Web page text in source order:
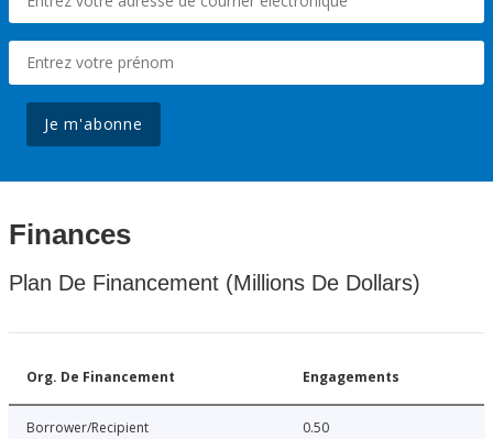
Je m'abonne
Finances
Plan De Financement (Millions De Dollars)
Org. De Financement Engagements
Borrower/Recipient 0.50